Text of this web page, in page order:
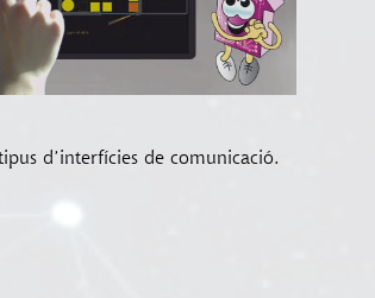
d’interfícies de comunicació.